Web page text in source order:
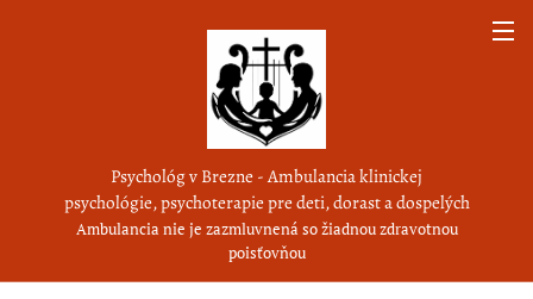
Psychológ v Brezne - Ambulancia klinickej
psychológie, psychoterapie pre deti, dorast a dospelých
Ambulancia nie je zazmluvnená so žiadnou zdravotnou
poisťovňou